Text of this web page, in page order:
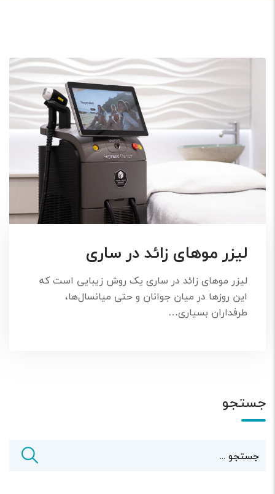
لیزر موهای زائد در ساری
لیزر موهای زائد در ساری یک روش زیبایی است که
این روزها در میان جوانان و حتی میانسال‌ها،
طرفداران بسیاری…
جستجو